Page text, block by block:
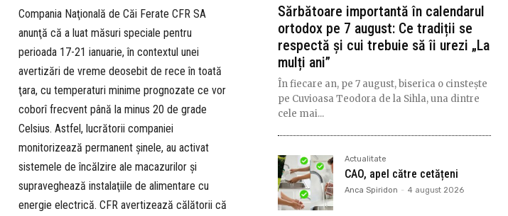
Compania Naţională de Căi Ferate CFR SA
anunţă că a luat măsuri speciale pentru
perioada 17-21 ianuarie, în contextul unei
avertizări de vreme deosebit de rece în toată
ţara, cu temperaturi minime prognozate ce vor
coborî frecvent până la minus 20 de grade
Celsius. Astfel, lucrătorii companiei
monitorizează permanent şinele, au activat
sistemele de încălzire ale macazurilor şi
supraveghează instalaţiile de alimentare cu
energie electrică. CFR avertizează călătorii că
Sărbătoare importantă în calendarul
ortodox pe 7 august: Ce tradiții se
respectă și cui trebuie să îi urezi „La
mulți ani”
În fiecare an, pe 7 august, biserica o cinstește
pe Cuvioasa Teodora de la Sihla, una dintre
cele mai...
Actualitate
CAO, apel către cetățeni
Anca Spiridon - 4 august 2026